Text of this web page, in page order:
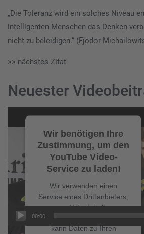
„Die Toleranz wird ein solches Niveau
intelligenten Menschen das Denken
nicht zu beleidigen.“ (Fjodor
>> nächstes Zitat
Neuester
Player
Wir benötigen Ihre
Zustimmung, um den
YouTube Video-
Service zu laden!
Wir verwenden einen
Service eines Drittanbieters,
um Videoinhalte
einzubetten. Dieser Service
kann Daten zu Ihren
00:00